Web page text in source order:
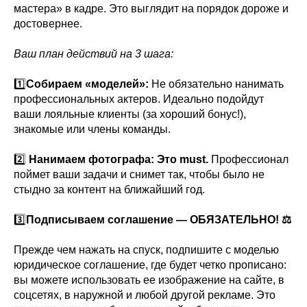
мастера» в кадре. Это выглядит на порядок дороже и
достовернее.
Ваш план действий на 3 шага:
1️⃣Собираем «моделей»: Не обязательно нанимать
профессиональных актеров. Идеально подойдут
ваши лояльные клиенты (за хороший бонус!),
знакомые или члены команды.
2️⃣ Нанимаем фотографа: Это must. Профессионал
поймет ваши задачи и снимет так, чтобы было не
стыдно за контент на ближайший год.
3️⃣ Подписываем соглашение — ОБЯЗАТЕЛЬНО! ⚖️
Прежде чем нажать на спуск, подпишите с моделью
юридическое соглашение, где будет четко прописано:
вы можете использовать ее изображение на сайте, в
соцсетях, в наружной и любой другой рекламе. Это